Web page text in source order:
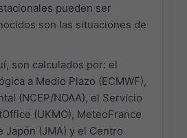
pueden ser
son las situaciones de
son calculados por: el
a Medio Plazo (ECMWF),
(NCEP/NOAA), el Servicio
(UKMO), MeteoFrance
Japón (JMA) y el Centro